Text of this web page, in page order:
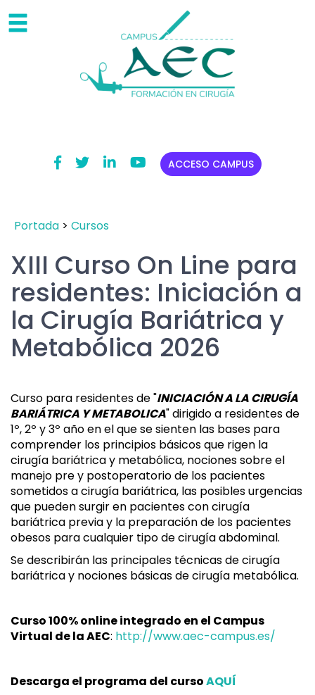
ACCESO CAMPUS
Portada > Cursos
XIII Curso On Line para
residentes: Iniciación a
la Cirugía Bariátrica y
Metabólica 2026
Curso para residentes de "INICIACIÓN A LA CIRUGÍA
BARIÁTRICA Y METABOLICA" dirigido a residentes de
1º, 2º y 3º año en el que se sienten las bases para
comprender los principios básicos que rigen la
cirugía bariátrica y metabólica, nociones sobre el
manejo pre y postoperatorio de los pacientes
sometidos a cirugía bariátrica, las posibles urgencias
que pueden surgir en pacientes con cirugía
bariátrica previa y la preparación de los pacientes
obesos para cualquier tipo de cirugía abdominal.
Se describirán las principales técnicas de cirugía
bariátrica y nociones básicas de cirugía metabólica.
Curso 100% online integrado en el Campus
Virtual de la AEC: http://www.aec-campus.es/
Descarga el programa del cursoAQUÍ